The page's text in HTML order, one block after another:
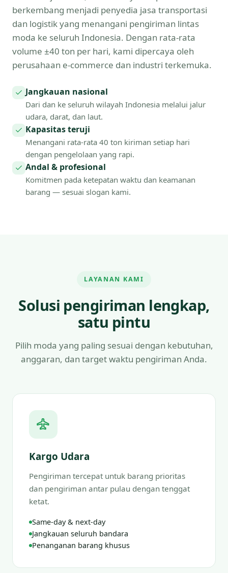
berkembang menjadi penyedia jasa transportasi
dan logistik yang menangani pengiriman lintas
moda ke seluruh Indonesia. Dengan rata-rata
volume ±40 ton per hari, kami dipercaya oleh
perusahaan e-commerce dan industri terkemuka.
Jangkauan nasional
Dari dan ke seluruh wilayah Indonesia melalui jalur
udara, darat, dan laut.
Kapasitas teruji
Menangani rata-rata 40 ton kiriman setiap hari
dengan pengelolaan yang rapi.
Andal & profesional
Komitmen pada ketepatan waktu dan keamanan
barang — sesuai slogan kami.
LAYANAN KAMI
Solusi pengiriman lengkap,
satu pintu
Pilih moda yang paling sesuai dengan kebutuhan,
anggaran, dan target waktu pengiriman Anda.
Kargo Udara
Pengiriman tercepat untuk barang prioritas
dan pengiriman antar pulau dengan tenggat
ketat.
Same-day & next-day
Jangkauan seluruh bandara
Penanganan barang khusus